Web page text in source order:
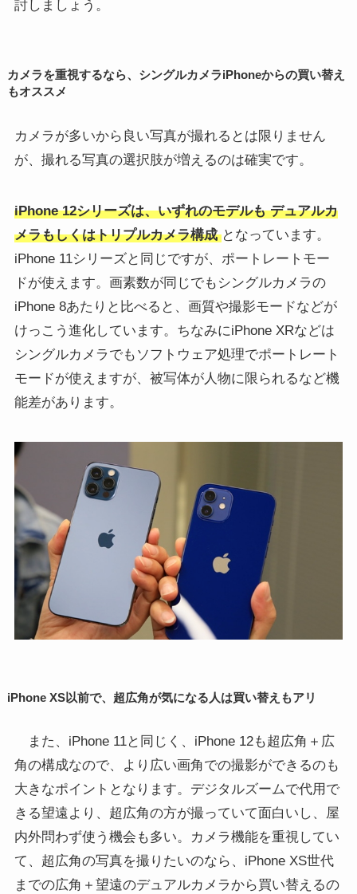
討しましょう。
カメラを重視するなら、シングルカメラiPhoneからの買い替え
もオススメ
カメラが多いから良い写真が撮れるとは限りません
が、撮れる写真の選択肢が増えるのは確実です。
iPhone 12シリーズは、いずれのモデルもデュアルカ
メラもしくはトリプルカメラ構成 となっています。
iPhone 11シリーズと同じですが、ポートレートモー
ドが使えます。画素数が同じでもシングルカメラの
iPhone 8あたりと比べると、画質や撮影モードなどが
けっこう進化しています。ちなみにiPhone XRなどは
シングルカメラでもソフトウェア処理でポートレート
モードが使えますが、被写体が人物に限られるなど機
能差があります。
iPhone XS以前で、超広角が気になる人は買い替えもアリ
また、iPhone 11と同じく、iPhone 12も超広角＋広
角の構成なので、より広い画角での撮影ができるのも
大きなポイントとなります。デジタルズームで代用で
きる望遠より、超広角の方が撮っていて面白いし、屋
内外問わず使う機会も多い。カメラ機能を重視してい
て、超広角の写真を撮りたいのなら、iPhone XS世代
までの広角＋望遠のデュアルカメラから買い替えるの